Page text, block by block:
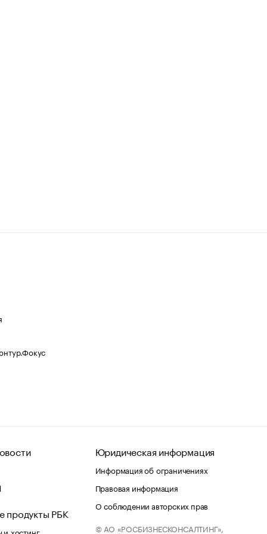
продукты РБК
хостинг
Юридическая информация
Информация об ограничениях
Правовая информация
О соблюдении авторских прав
© АО «РОСБИЗНЕСКОНСАЛТИНГ»,